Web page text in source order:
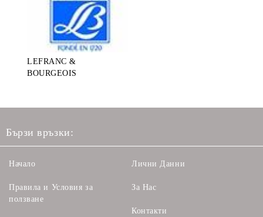
LEFRANC &
BOURGEOIS
Бързи връзки:
Начало
Правила и Условия за
ползване
Лични Данни
За Нас
Контакти